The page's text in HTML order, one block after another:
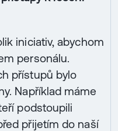
iniciativ, abychom
personálu.
přístupů bylo
Například máme
podstoupili
přijetím do naší